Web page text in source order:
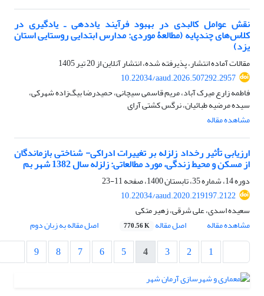
نقش عوامل کالبدی در بهبود فرآیند یاددهی ـ یادگیری در
کلاس‌های چندپایه (مطالعۀ موردی: مدارس ابتدایی روستایی استان
یزد)
مقالات آماده انتشار، پذیرفته شده، انتشار آنلاین از20 تیر 1405
10.22034/aaud.2026.507292.2957
فاطمه زارع میرک آباد، مریم قاسمی سیچانی، حمیدرضا بیگ‌زاده شهرکی،
سیده مرضیه طبائیان، نرگس کشتی آرای
مشاهده مقاله
ارزیابی تأثیر رخداد زلزله بر تغییرات ادراکی- شناختی بازماندگان
از مسکن و محیط زندگی، مورد مطالعاتی: زلزله سال 1382 شهر بم
دوره 14، شماره 35، تابستان 1400، صفحه
11-23
10.22034/aaud.2020.219197.2122
سعیده اسدی، علی شرقی، زهیر متکی
مشاهده مقاله
اصل مقاله 770.56 K اصل مقاله به زبان دوم
1
2
3
4
5
6
7
8
9